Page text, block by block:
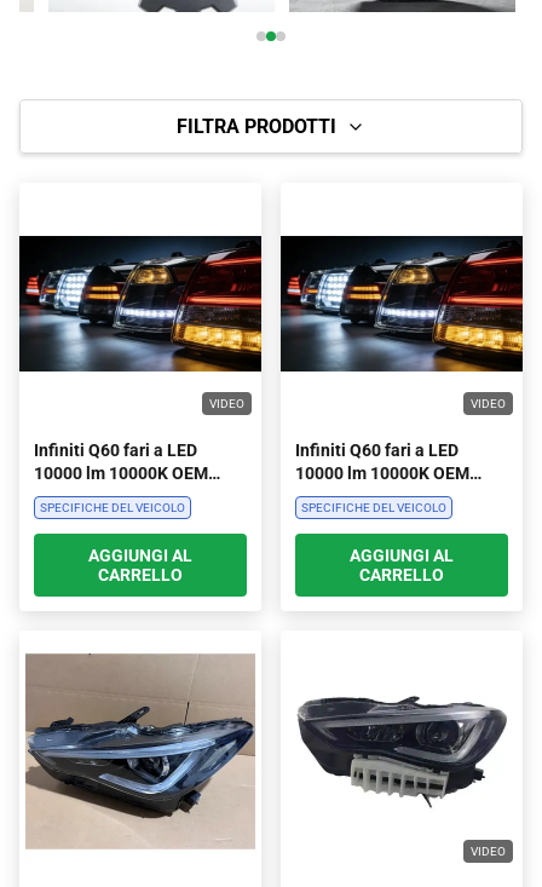
FILTRA PRODOTTI
VIDEO
Infiniti Q60 fari a LED
10000 lm 10000K OEM
Sistema di illuminazione
per auto di dimensioni
standard
SPECIFICHE DEL VEICOLO
AGGIUNGI AL
CARRELLO
VIDEO
Infiniti Q60 fari a LED
10000 lm 10000K OEM
Sistema di illuminazione
per auto di dimensioni
standard
SPECIFICHE DEL VEICOLO
AGGIUNGI AL
CARRELLO
VIDEO